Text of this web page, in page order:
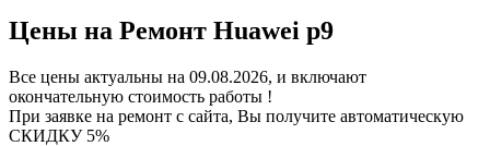
Цены на Ремонт Huawei p9
Все цены актуальны на 09.08.2026, и включают
окончательную стоимость работы !
При заявке на ремонт с сайта, Вы получите автоматическую
СКИДКУ 5%